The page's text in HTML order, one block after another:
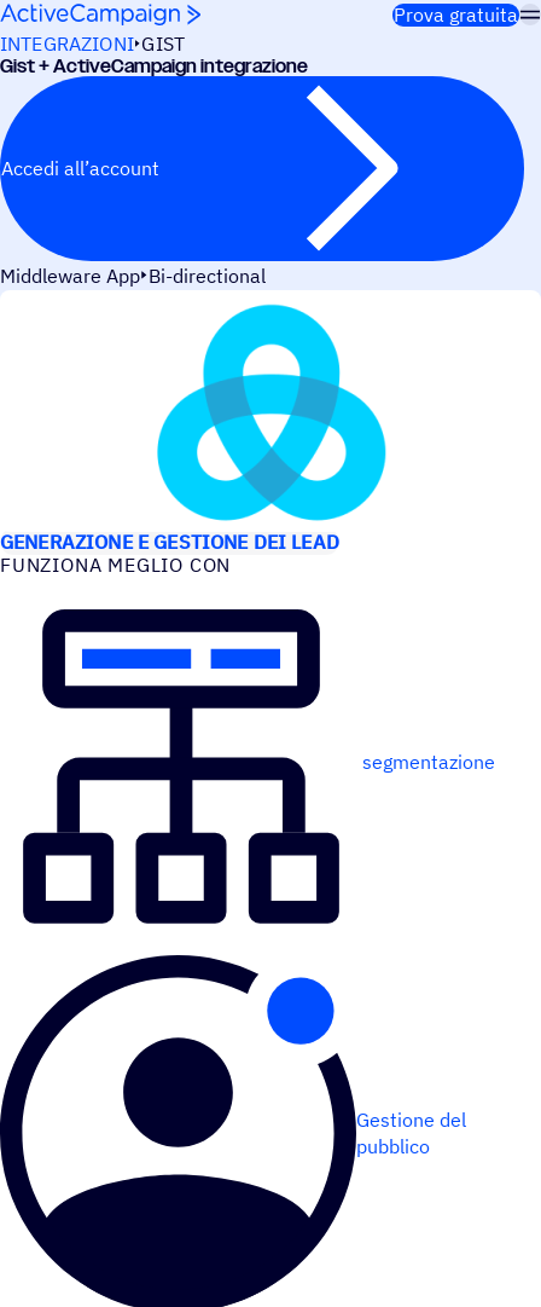
Salta al contenuto
Prova gratuita
INTEGRAZIONI GIST
Gist + ActiveCampaign integrazione
Accedi all’account
Middleware App Bi-directional
GENERAZIONE E GESTIONE DEI LEAD
FUNZIONA MEGLIO CON
segmentazione
Gestione del
pubblico